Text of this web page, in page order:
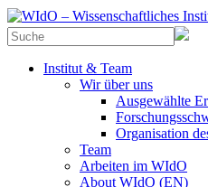
Institut & Team
Wir über uns
Ausgewählte
Organisation
Team
Arbeiten im WIdO
About WIdO (EN)